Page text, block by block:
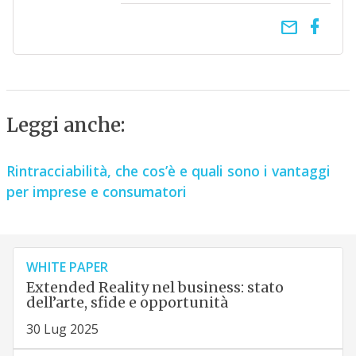
email
Leggi anche:
Rintracciabilità, che cos’è e quali sono i vantaggi
per imprese e consumatori
WHITE PAPER
Extended Reality nel business: stato
dell’arte, sfide e opportunità
30 Lug 2025